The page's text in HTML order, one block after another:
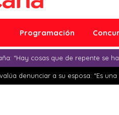
Programación
“Hay cosas que de repente se
denunciar a su esposa: “Es una